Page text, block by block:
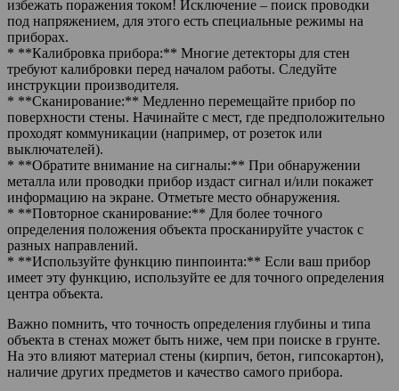
избежать поражения током! Исключение – поиск проводки
под напряжением, для этого есть специальные режимы на
приборах.
* **Калибровка прибора:** Многие детекторы для стен
требуют калибровки перед началом работы. Следуйте
инструкции производителя.
* **Сканирование:** Медленно перемещайте прибор по
поверхности стены. Начинайте с мест, где предположительно
проходят коммуникации (например, от розеток или
выключателей).
* **Обратите внимание на сигналы:** При обнаружении
металла или проводки прибор издаст сигнал и/или покажет
информацию на экране. Отметьте место обнаружения.
* **Повторное сканирование:** Для более точного
определения положения объекта просканируйте участок с
разных направлений.
* **Используйте функцию пинпоинта:** Если ваш прибор
имеет эту функцию, используйте ее для точного определения
центра объекта.
Важно помнить, что точность определения глубины и типа
объекта в стенах может быть ниже, чем при поиске в грунте.
На это влияют материал стены (кирпич, бетон, гипсокартон),
наличие других предметов и качество самого прибора.